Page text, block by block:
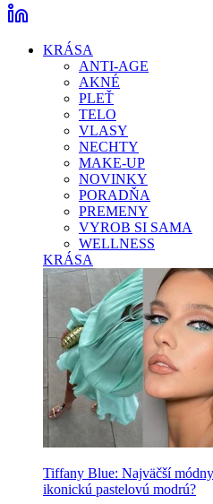
KRÁSA
ANTI-AGE
AKNÉ
PLEŤ
TELO
VLASY
NECHTY
MAKE-UP
NOVINKY
PORADŇA
PREMENY
VYROB SI SAMA
WELLNESS
KRÁSA
Tiffany Blue: Najväčší
ikonickú pastelovú modrú?